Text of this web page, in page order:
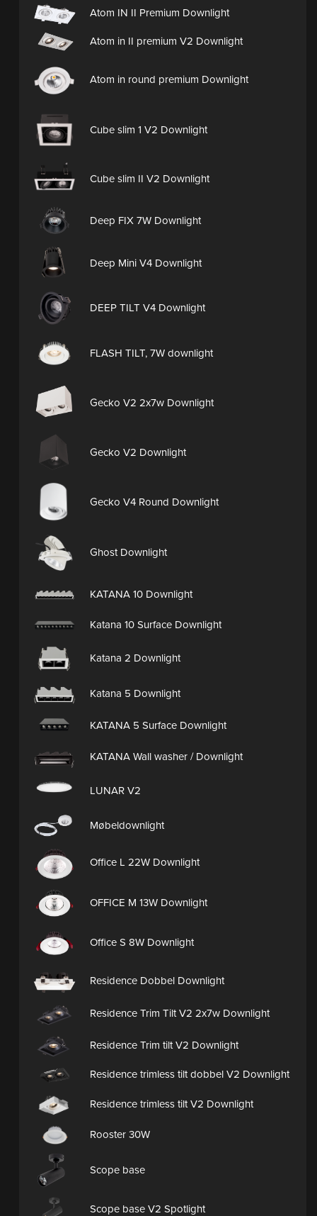
Atom IN II Premium Downlight
Atom in II premium V2 Downlight
Atom in round premium Downlight
Cube slim 1 V2 Downlight
Cube slim II V2 Downlight
Deep FIX 7W Downlight
Deep Mini V4 Downlight
DEEP TILT V4 Downlight
FLASH TILT, 7W downlight
Gecko V2 2x7w Downlight
Gecko V2 Downlight
Gecko V4 Round Downlight
Ghost Downlight
KATANA 10 Downlight
Katana 10 Surface Downlight
Katana 2 Downlight
Katana 5 Downlight
KATANA 5 Surface Downlight
KATANA Wall washer / Downlight
LUNAR V2
Møbeldownlight
Office L 22W Downlight
OFFICE M 13W Downlight
Office S 8W Downlight
Residence Dobbel Downlight
Residence Trim Tilt V2 2x7w Downlight
Residence Trim tilt V2 Downlight
Residence trimless tilt dobbel V2 Downlight
Residence trimless tilt V2 Downlight
Rooster 30W
Scope base
Scope base V2 Spotlight